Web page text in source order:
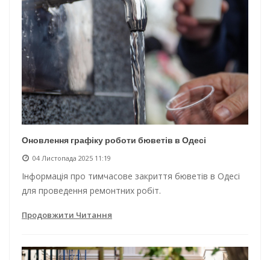
Оновлення графіку роботи бюветів в Одесі
04 Листопада 2025 11:19
Інформація про тимчасове закриття бюветів в Одесі
для проведення ремонтних робіт.
Продовжити Читання